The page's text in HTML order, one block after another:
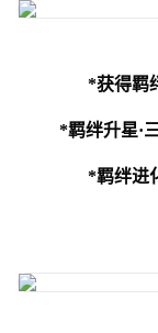
*获得羁
*羁绊升星·
*羁绊进